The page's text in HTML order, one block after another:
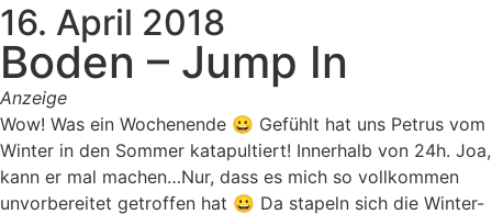
16. April 2018
Boden – Jump In
Anzeige
Wow! Was ein Wochenende 😀 Gefühlt hat uns Petrus vom
Winter in den Sommer katapultiert! Innerhalb von 24h. Joa,
kann er mal machen…Nur, dass es mich so vollkommen
unvorbereitet getroffen hat 😀 Da stapeln sich die Winter-